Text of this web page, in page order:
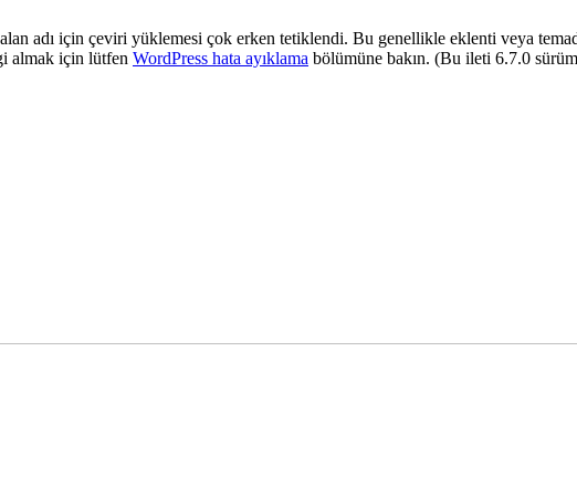
adı için çeviri yüklemesi çok erken tetiklendi. Bu genellikle eklenti veya
almak için lütfen WordPress hata ayıklama bölümüne bakın. (Bu ileti 6.7.0